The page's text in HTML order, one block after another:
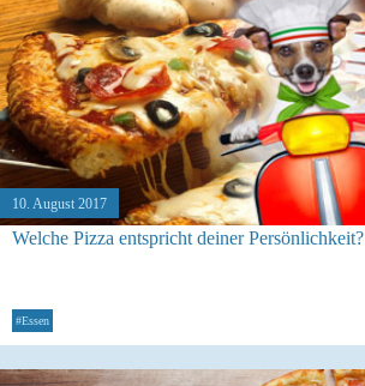
10. August 2017
Welche Pizza entspricht deiner Persönlichkeit?
#Essen